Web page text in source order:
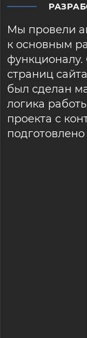
Мы провели
к основным
страниц
был сделан
логика
проекта с